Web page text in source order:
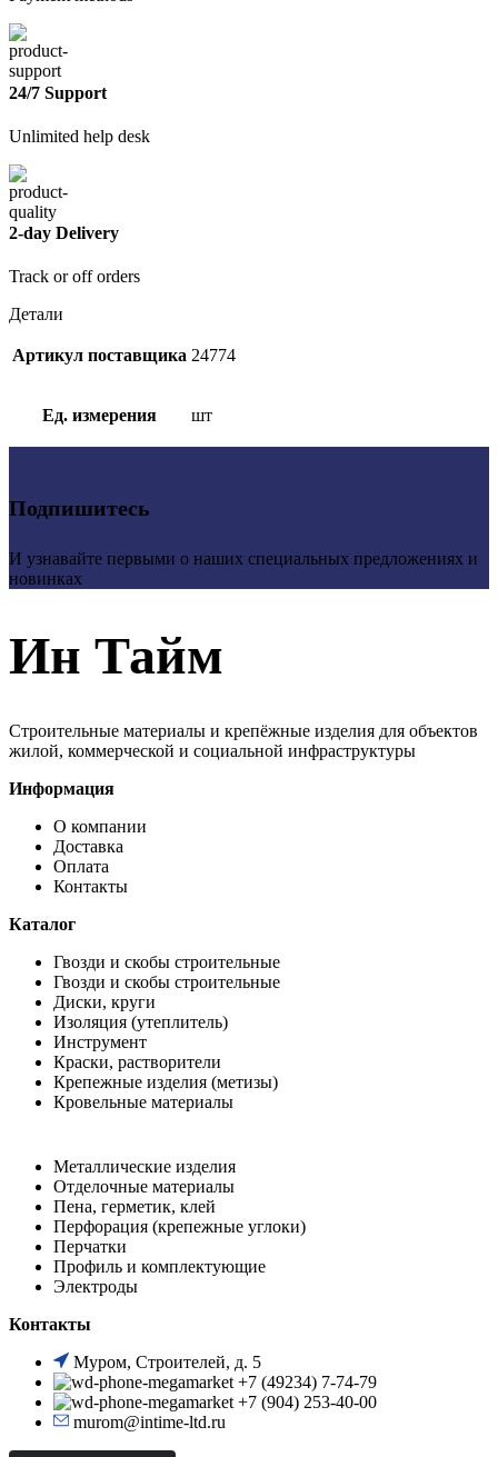
24/7 Support
Unlimited help desk
2-day Delivery
Track or off orders
Детали
Артикул поставщика 24774
Ед. измерения шт
Подпишитесь
И узнавайте первыми о наших специальных предложениях и
новинках
Ин Тайм
Строительные материалы и крепёжные изделия для объектов
жилой, коммерческой и социальной инфраструктуры
Информация
О компании
Доставка
Оплата
Контакты
Каталог
Гвозди и скобы строительные
Гвозди и скобы строительные
Диски, круги
Изоляция (утеплитель)
Инструмент
Краски, растворители
Крепежные изделия (метизы)
Кровельные материалы
Металлические изделия
Отделочные материалы
Пена, герметик, клей
Перфорация (крепежные углоки)
Перчатки
Профиль и комплектующие
Электроды
Контакты
Муром, Строителей, д. 5
+7 (49234) 7-74-79
+7 (904) 253-40-00
murom@intime-ltd.ru